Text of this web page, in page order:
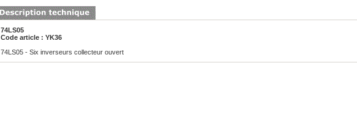
74LS05
Code article : YK36
74LS05 - Six inverseurs collecteur ouvert